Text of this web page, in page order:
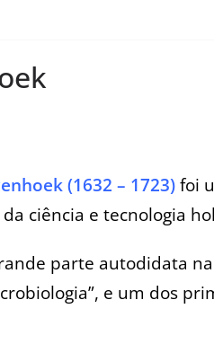
(1632 – 1723)foi
ciência e tecnologia
parte autodidata
e um dos